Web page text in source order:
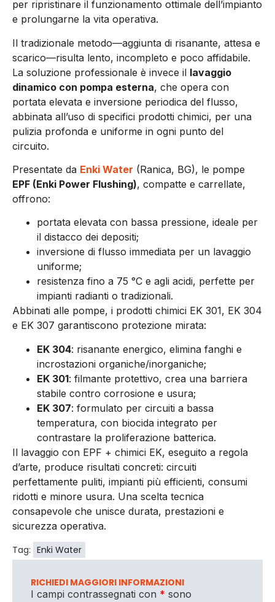
per ripristinare il funzionamento ottimale dell’impianto
e prolungarne la vita operativa.
Il tradizionale metodo—aggiunta di risanante, attesa e
scarico—risulta lento, incompleto e poco affidabile.
La soluzione professionale è invece il lavaggio
dinamico con pompa esterna, che opera con
portata elevata e inversione periodica del flusso,
abbinata all’uso di specifici prodotti chimici, per una
pulizia profonda e uniforme in ogni punto del
circuito.
Presentate da Enki Water (Ranica, BG), le pompe
EPF (Enki Power Flushing), compatte e carrellate,
offrono:
portata elevata con bassa pressione, ideale per
il distacco dei depositi;
inversione di flusso immediata per un lavaggio
uniforme;
resistenza fino a 75 °C e agli acidi, perfette per
impianti radianti o tradizionali.
Abbinati alle pompe, i prodotti chimici EK 301, EK 304
e EK 307 garantiscono protezione mirata:
EK 304: risanante energico, elimina fanghi e
incrostazioni organiche/inorganiche;
EK 301: filmante protettivo, crea una barriera
stabile contro corrosione e usura;
EK 307: formulato per circuiti a bassa
temperatura, con biocida integrato per
contrastare la proliferazione batterica.
Il lavaggio con EPF + chimici EK, eseguito a regola
d’arte, produce risultati concreti: circuiti
perfettamente puliti, impianti più efficienti, consumi
ridotti e minore usura. Una scelta tecnica
consapevole che unisce durata, prestazioni e
sicurezza operativa.
Tag: Enki Water
RICHIEDI MAGGIORI INFORMAZIONI
I campi contrassegnati con * sono